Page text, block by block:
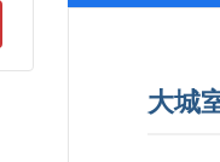
大城